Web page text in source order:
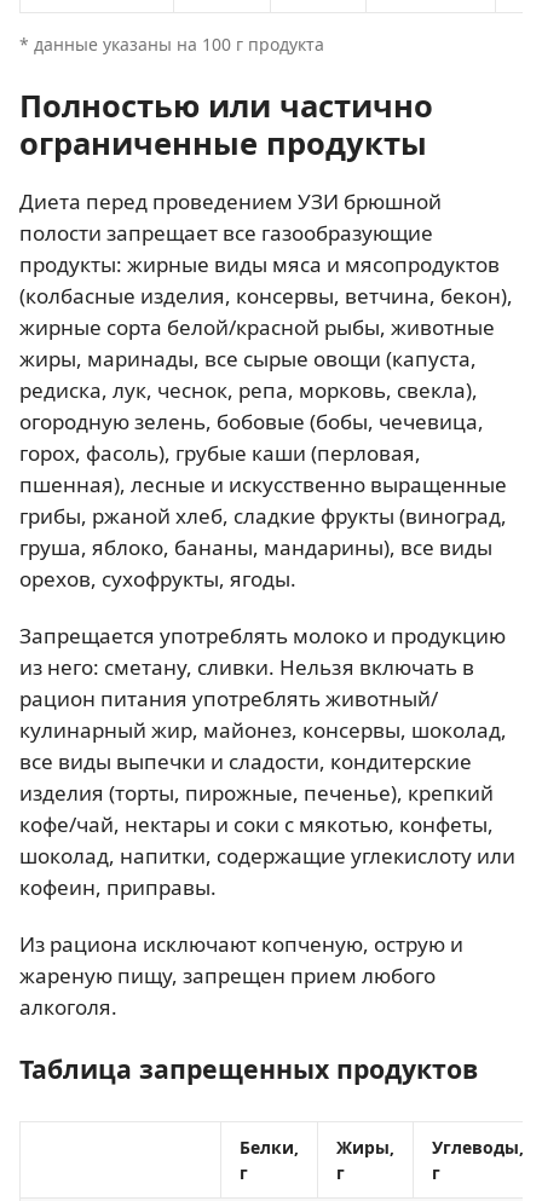
* данные указаны на 100 г продукта
Полностью или частично
ограниченные продукты
Диета перед проведением УЗИ брюшной
полости запрещает все газообразующие
продукты: жирные виды мяса и мясопродуктов
(колбасные изделия, консервы, ветчина, бекон),
жирные сорта белой/красной рыбы, животные
жиры, маринады, все сырые овощи (капуста,
редиска, лук, чеснок, репа, морковь, свекла),
огородную зелень, бобовые (бобы, чечевица,
горох, фасоль), грубые каши (перловая,
пшенная), лесные и искусственно выращенные
грибы, ржаной хлеб, сладкие фрукты (виноград,
груша, яблоко, бананы, мандарины), все виды
орехов, сухофрукты, ягоды.
Запрещается употреблять молоко и продукцию
из него: сметану, сливки. Нельзя включать в
рацион питания употреблять животный/
кулинарный жир, майонез, консервы, шоколад,
все виды выпечки и сладости, кондитерские
изделия (торты, пирожные, печенье), крепкий
кофе/чай, нектары и соки с мякотью, конфеты,
шоколад, напитки, содержащие углекислоту или
кофеин, приправы.
Из рациона исключают копченую, острую и
жареную пищу, запрещен прием любого
алкоголя.
Таблица запрещенных продуктов
Белки,
г
Жиры,
г
Углеводы,
г